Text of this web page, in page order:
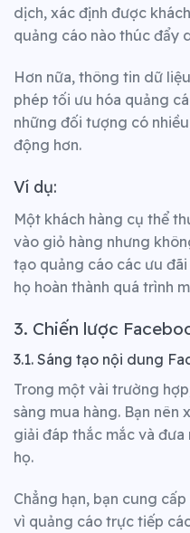
dịch, xác định được
quảng cáo nào thúc đẩy
Hơn nữa, thông tin dữ
phép tối ưu hóa quảng
những đối tượng có
động hơn.
Ví dụ:
Một khách hàng cụ thể
vào giỏ hàng nhưng
tạo quảng cáo các ưu
họ hoàn thành quá trình
3. Chiến lược
3.1. Sáng tạo nội dung
Trong một vài trường
sàng mua hàng. Bạn
giải đáp thắc mắc và
họ.
Chẳng hạn, bạn cung
vì quảng cáo trực tiếp